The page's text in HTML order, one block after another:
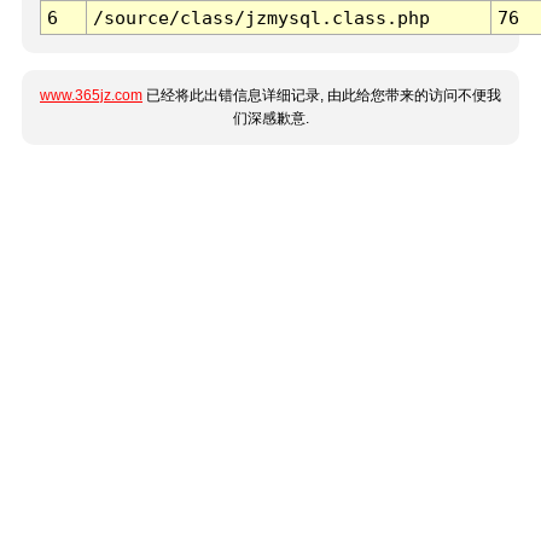
6 /source/class/jzmysql.class.php 76
www.365jz.com 已经将此出错信息详细记录, 由此给您带来的访问不便我
们深感歉意.